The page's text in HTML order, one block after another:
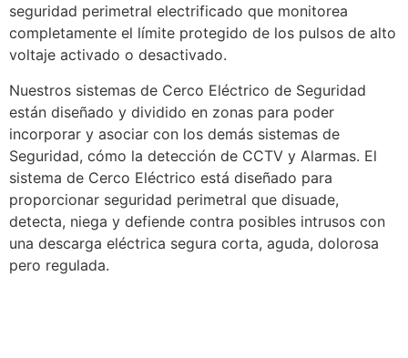
seguridad perimetral electrificado que monitorea
completamente el límite protegido de los pulsos de alto
voltaje activado o desactivado.
Nuestros sistemas de Cerco Eléctrico de Seguridad
están diseñado y dividido en zonas para poder
incorporar y asociar con los demás sistemas de
Seguridad, cómo la detección de CCTV y Alarmas. El
sistema de Cerco Eléctrico está diseñado para
proporcionar seguridad perimetral que disuade,
detecta, niega y defiende contra posibles intrusos con
una descarga eléctrica segura corta, aguda, dolorosa
pero regulada.